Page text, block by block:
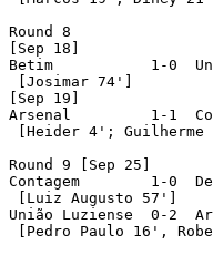
Round 8
[Sep 18]
Betim		1-0  União Luziense	[Att.: 0]
[Josimar 74']
[Sep 19]
Arsenal		1-1  Contagem		[Att.: 0]
[Heider 4'; Guilherme
Round 9 [Sep 25]
Contagem	1-0  Democrata		[Att.: 16]
[Luiz Augusto 57']
União Luziense	0-2  Arsenal		[Att.: 62]
[Pedro Paulo 16',